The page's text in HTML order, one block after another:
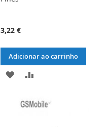
3,22 €
Adicionar ao carrinho
ADICIONAR
LISTA
ADICIONAR
COMPARAÇÃO